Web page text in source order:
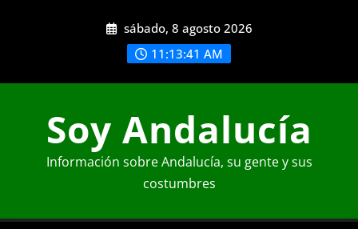
sábado, 8 agosto 2026
11:13:43 AM
Soy Andalucía
Información sobre Andalucía, su gente y sus
costumbres